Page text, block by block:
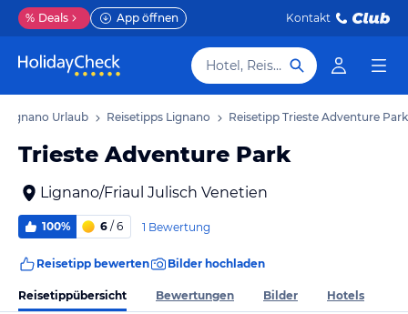
% Deals App öffnen Kontakt
Hotel, Reiseziel
Lignano Urlaub Reisetipps Lignano Reisetipp Trieste Adventure Park
Trieste Adventure Park
Lignano/Friaul Julisch Venetien
100% 6 / 6 1 Bewertung
Reisetipp bewerten Bilder hochladen
Reisetippübersicht Bewertungen Bilder Hotels